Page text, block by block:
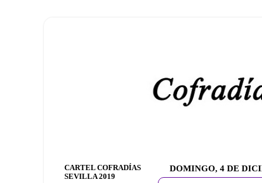
DOMINGO, 4 DE
CARTEL COFRADÍAS
SEVILLA 2019